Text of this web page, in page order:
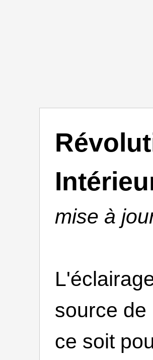
mise à
source de
ce soit